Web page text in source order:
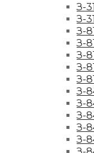
З-
З-
З-
З-
З-
З-
З-
З-
З-
З-
З-
З-